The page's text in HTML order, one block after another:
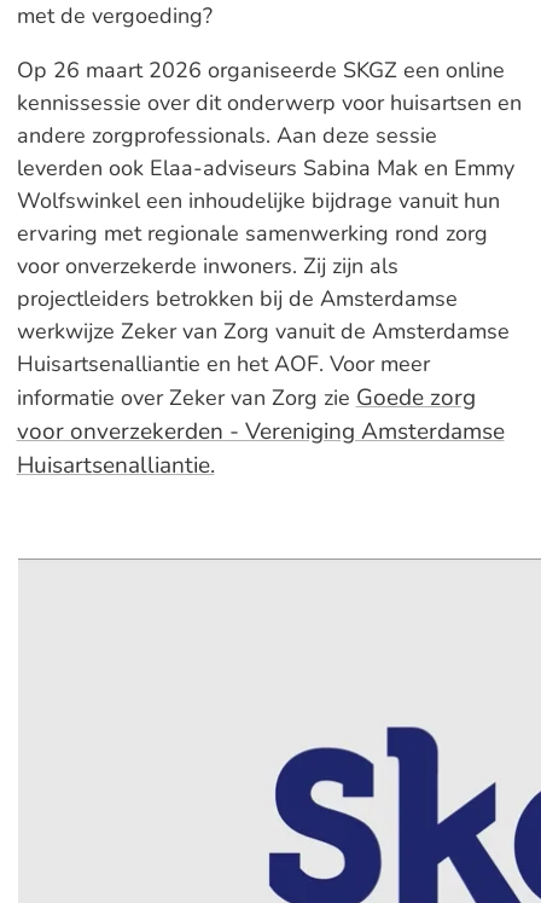
met de vergoeding?
Op 26 maart 2026 organiseerde SKGZ een online
kennissessie over dit onderwerp voor huisartsen en
andere zorgprofessionals. Aan deze sessie
leverden ook Elaa-adviseurs Sabina Mak en Emmy
Wolfswinkel een inhoudelijke bijdrage vanuit hun
ervaring met regionale samenwerking rond zorg
voor onverzekerde inwoners. Zij zijn als
projectleiders betrokken bij de Amsterdamse
werkwijze Zeker van Zorg vanuit de Amsterdamse
Huisartsenalliantie en het AOF. Voor meer
informatie over Zeker van Zorg zie Goede zorg
voor onverzekerden - Vereniging Amsterdamse
Huisartsenalliantie.